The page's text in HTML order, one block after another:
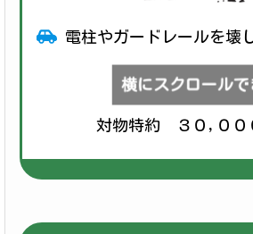
電柱やガードレールを壊
対物特約 ３０,００
横にスクロールで